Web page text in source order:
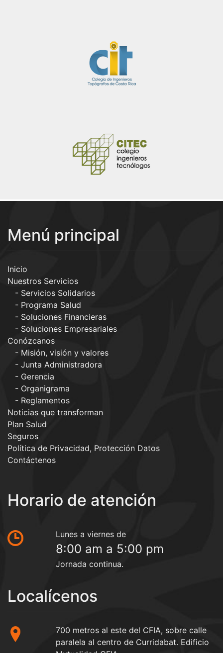
Menú principal
Inicio
Nuestros Servicios
Servicios Solidarios
Programa Salud
Soluciones Financieras
Soluciones Empresariales
Conózcanos
Misión, visión y valores
Junta Administradora
Gerencia
Organigrama
Reglamentos
Noticias que transforman
Plan Salud
Seguros
Política de Privacidad, Protección Datos
Contáctenos
Horario de atención
Lunes a viernes de
8:00 am a 5:00 pm
Jornada continua.
Localícenos
700 metros al este del CFIA, sobre calle
paralela al centro de Curridabat. Edificio